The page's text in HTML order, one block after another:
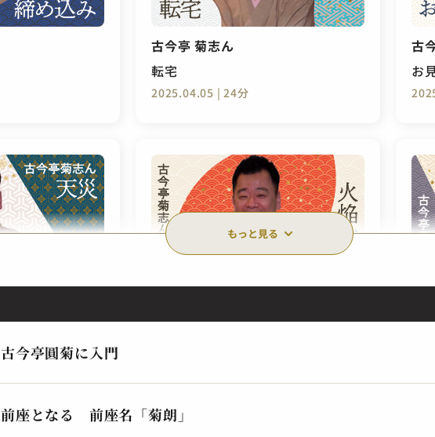
古今亭 菊志ん
転宅
2025.04.05 | 24分
古
お
火焔太鼓
出
もっと見る
古今亭圓菊に入門
前座となる 前座名「菊朗」